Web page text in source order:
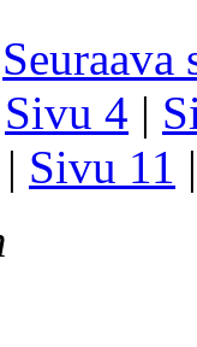
Seuraava
Sivu 4 |
| Sivu 11